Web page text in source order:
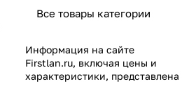
Все товары категории
Информация на сайте
Firstlan.ru, включая цены и
характеристики, представлена